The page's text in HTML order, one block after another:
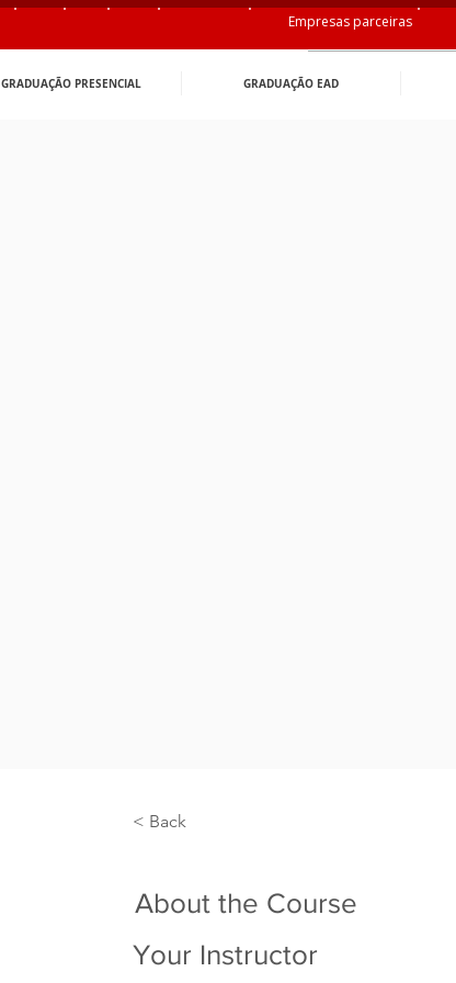
Empresas parceiras
GRADUAÇÃO PRESENCIAL GRADUAÇÃO EAD
< Back
About the Course
Your Instructor